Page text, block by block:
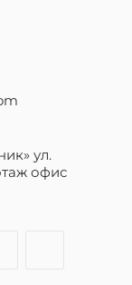
ул.
офис